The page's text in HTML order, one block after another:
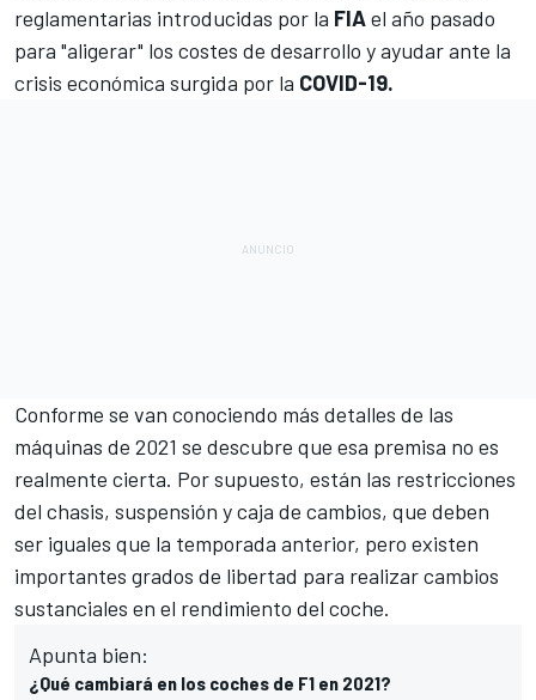
reglamentarias introducidas por la FIAel año pasado
para "aligerar" los costes de desarrollo y ayudar ante la
crisis económica surgida por la COVID-19.
Conforme se van conociendo más detalles de las
máquinas de 2021 se descubre que esa premisa no es
realmente cierta. Por supuesto, están las restricciones
del chasis, suspensión y caja de cambios, que deben
ser iguales que la temporada anterior, pero existen
importantes grados de libertad para realizar cambios
sustanciales en el rendimiento del coche.
Apunta bien:
¿Qué cambiará en los coches de F1 en 2021?